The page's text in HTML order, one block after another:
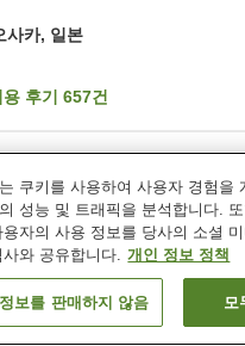
사카, 일본
용 후기 657건
자동판매기
택배
객실 보기
쿠키를 사용하여 사용자 경험을
성능 및 트래픽을 분석합니다.
자의 사용 정보를 당사의 소셜
와 공유합니다. 개인 정보 정책
보를 판매하지 않음 모